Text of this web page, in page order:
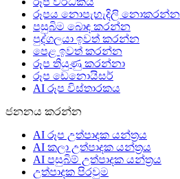
රූපය නොපැහැදිලි නොකරන්න
පසුබිම බොඳ කරන්න
පුද්ගලයා ඉවත් කරන්න
පෙළ ඉවත් කරන්න
රූප තියුණු කරන්නා
රූප ඩෙනොයිසර්
AI රූප විස්තාරකය
ජනනය කරන්න
AI රූප උත්පාදක යන්ත්‍රය
AI කලා උත්පාදක යන්ත්‍රය
AI පසුබිම් උත්පාදක යන්ත්‍රය
උත්පාදක පිරවුම